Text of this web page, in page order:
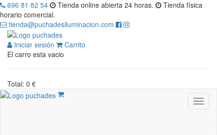
696 81 82 54 Tienda online abierta 24 horas.
Tienda física
horario comercial.
tienda@puchadesiluminacion.com
Iniciar sesión
Carrito
El carro esta vacio
Total: 0 €